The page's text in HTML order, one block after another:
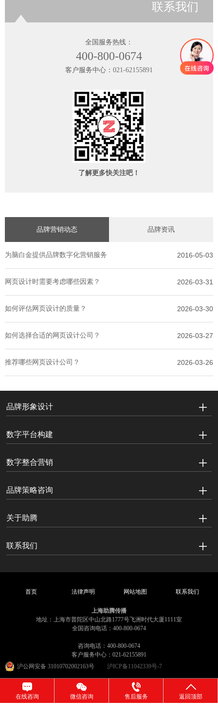
联系我们
全国服务热线：
400-800-0674
客户服务中心： 021-62155891
了解更多快关注吧！
品牌营销动态 品牌资讯
为脑白金提供品牌数字化营销服务 2016-05-03
网页设计时需要考虑哪些因素？ 2026-03-31
如何评估网页设计的质量？ 2026-03-30
如何选择合适的网页设计公司？ 2026-03-27
推荐哪些网页设计公司？ 2026-03-26
品牌形象设计
数字平台构建
数字整合营销
品牌策略咨询
关于助腾
联系我们
首页 法律声明 网站地图 联系我们
上海助腾传播
地址：上海市普陀区中山北路1777号飞洲时代大厦1111室
全国咨询电话：400-800-0674
咨询电话：400-800-0674
客户服务中心：021-62155891
沪公网安备 31010702002163号
沪ICP备11042339号-7
在线咨询 微信咨询 售后服务 返回顶部